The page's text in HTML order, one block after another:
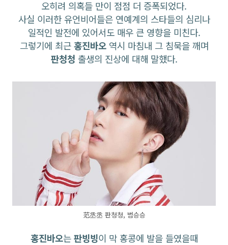
오히려 의혹들 만이 점점 더 증폭되었다.
사실 이러한 유언비어들은 연예계의 스타들의 심리나
일적인 발전에 있어서도 매우 큰 영향을 미친다.
그렇기에 최근홍진바오역시 마침내 그 침묵을 깨며
판청청 출생의 진상에 대해 말했다.
范丞丞 판청청, 범승승
홍진바오는판빙빙이 막 홍콩에 발을 들였을때